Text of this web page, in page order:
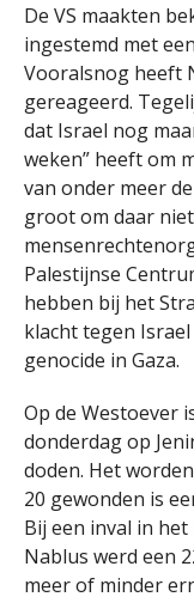
De VS maakten
ingestemd met
Vooralsnog heeft
gereageerd.
dat Israel nog
weken” heeft om
van onder meer
groot om daar
Palestijnse
hebben bij het
klacht tegen
genocide in Gaza.
Op de Westoever
donderdag op
doden. Het
20 gewonden is
Bij een inval in
Nablus werd een
meer of minder